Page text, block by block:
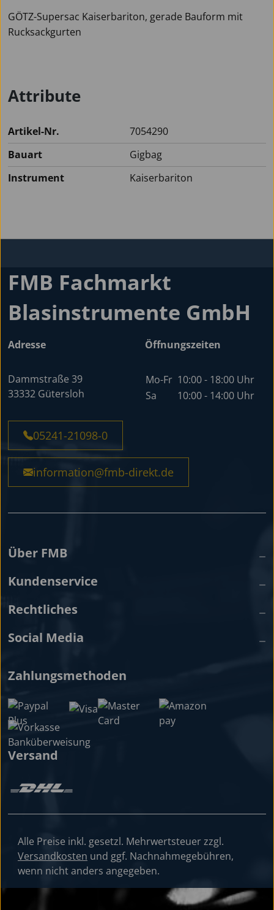
GÖTZ-Supersac Kaiserbariton, gerade Bauform mit
Rucksackgurten
Attribute
Artikel-Nr.
7054290
Bauart
Gigbag
Instrument
Kaiserbariton
FMB Fachmarkt
Blasinstrumente GmbH
Adresse
Dammstraße 39
33332 Gütersloh
Öffnungszeiten
Mo-Fr 10:00 - 18:00 Uhr
Sa
10:00 - 14:00 Uhr
05241-21098-0
information@fmb-direkt.de
Über FMB
Kundenservice
Rechtliches
Social Media
Zahlungsmethoden
Versand
Alle Preise inkl. gesetzl. Mehrwertsteuer zzgl.
Versandkosten und ggf. Nachnahmegebühren,
wenn nicht anders angegeben.